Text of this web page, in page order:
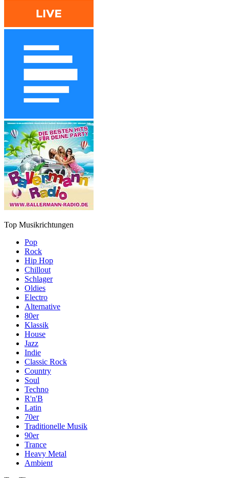
Top Musikrichtungen
Pop
Rock
Hip Hop
Chillout
Schlager
Oldies
Electro
Alternative
80er
Klassik
House
Jazz
Indie
Classic Rock
Country
Soul
Techno
R'n'B
Latin
70er
Traditionelle Musik
90er
Trance
Heavy Metal
Ambient